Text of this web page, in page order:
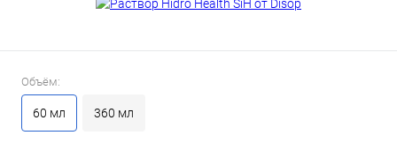
Объём:
60 мл 360 мл